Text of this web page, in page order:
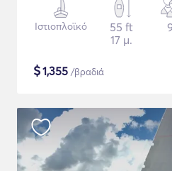
Ιστιοπλοϊκό
55 ft
17 μ.
$1,355 /βραδιά